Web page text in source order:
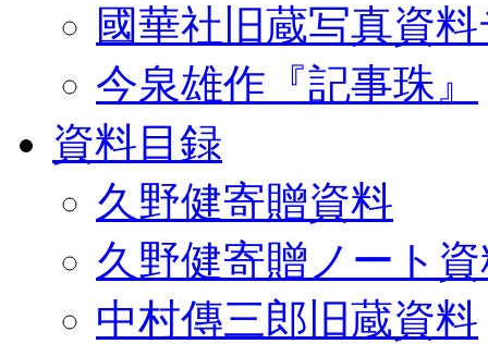
國華社旧蔵写真資
今泉雄作『記事珠』
資料目録
久野健寄贈資料
久野健寄贈ノート
中村傳三郎旧蔵資料